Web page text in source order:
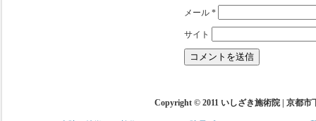
メール *
サイト
Copyright © 2011 いしざき施術院 | 京都